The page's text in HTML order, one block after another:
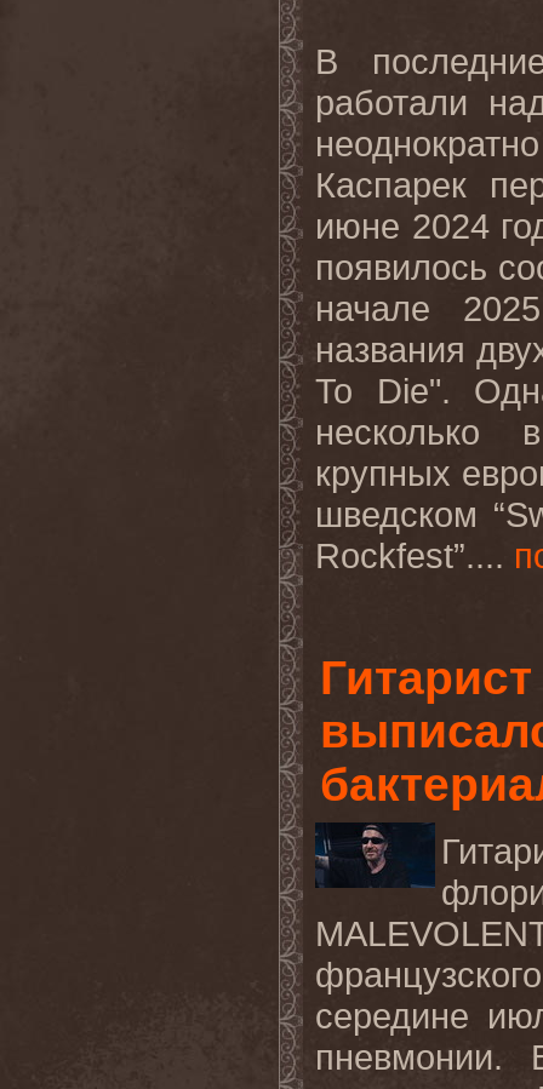
В
работали
Каспарек
июне 2024
появилось
начале
названия
To
Die".
несколько
крупных
шведском “
Rockfest”....
середине
пневмонии.